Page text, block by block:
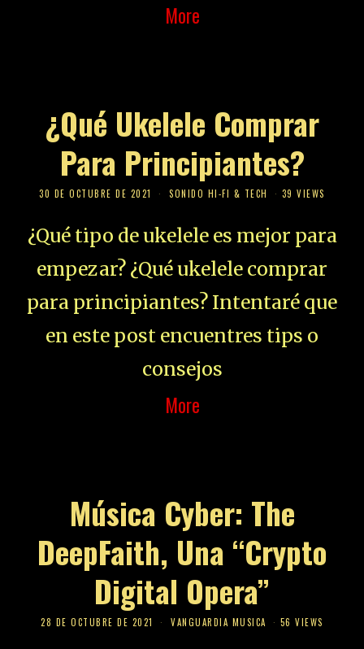
More
¿Qué Ukelele Comprar
Para Principiantes?
30 DE OCTUBRE DE 2021 SONIDO HI-FI & TECH 39 VIEWS
¿Qué tipo de ukelele es mejor para
empezar? ¿Qué ukelele comprar
para principiantes? Intentaré que
en este post encuentres tips o
consejos
More
Música Cyber: The
DeepFaith, Una “Crypto
Digital Opera”
28 DE OCTUBRE DE 2021 VANGUARDIA MUSICA 56 VIEWS